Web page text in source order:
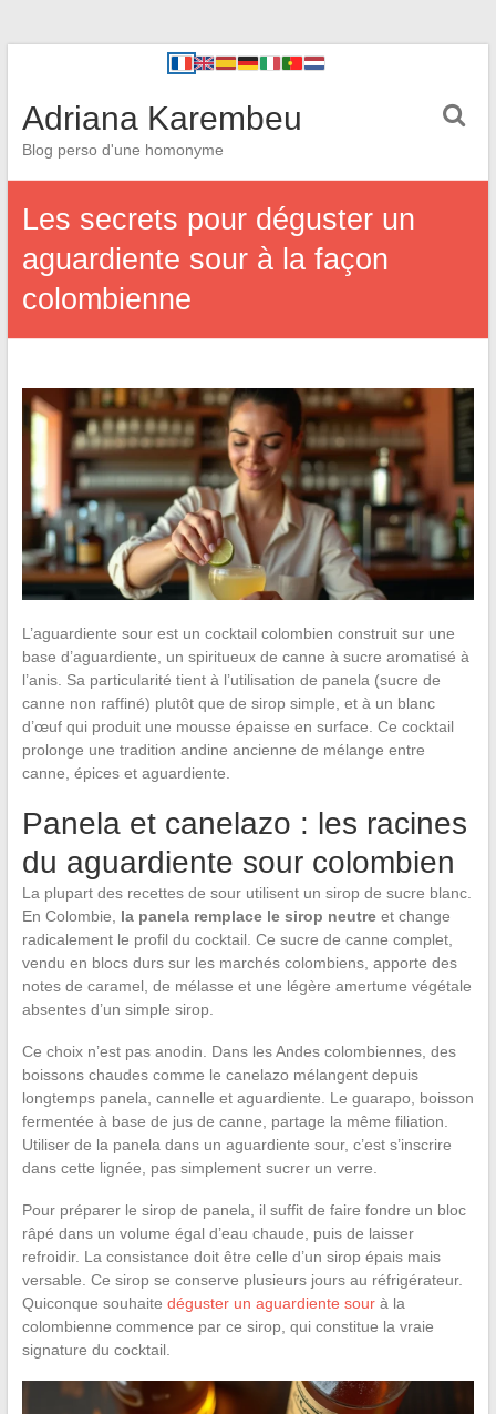
Adriana Karembeu
Blog perso d'une homonyme
Les secrets pour déguster un
aguardiente sour à la façon
colombienne
L’aguardiente sour est un cocktail colombien construit sur une
base d’aguardiente, un spiritueux de canne à sucre aromatisé à
l’anis. Sa particularité tient à l’utilisation de panela (sucre de
canne non raffiné) plutôt que de sirop simple, et à un blanc
d’œuf qui produit une mousse épaisse en surface. Ce cocktail
prolonge une tradition andine ancienne de mélange entre
canne, épices et aguardiente.
Panela et canelazo : les racines
du aguardiente sour colombien
La plupart des recettes de sour utilisent un sirop de sucre blanc.
En Colombie, la panela remplace le sirop neutreet change
radicalement le profil du cocktail. Ce sucre de canne complet,
vendu en blocs durs sur les marchés colombiens, apporte des
notes de caramel, de mélasse et une légère amertume végétale
absentes d’un simple sirop.
Ce choix n’est pas anodin. Dans les Andes colombiennes, des
boissons chaudes comme le canelazo mélangent depuis
longtemps panela, cannelle et aguardiente. Le guarapo, boisson
fermentée à base de jus de canne, partage la même filiation.
Utiliser de la panela dans un aguardiente sour, c’est s’inscrire
dans cette lignée, pas simplement sucrer un verre.
Pour préparer le sirop de panela, il suffit de faire fondre un bloc
râpé dans un volume égal d’eau chaude, puis de laisser
refroidir. La consistance doit être celle d’un sirop épais mais
versable. Ce sirop se conserve plusieurs jours au réfrigérateur.
Quiconque souhaite déguster un aguardiente sourà la
colombienne commence par ce sirop, qui constitue la vraie
signature du cocktail.